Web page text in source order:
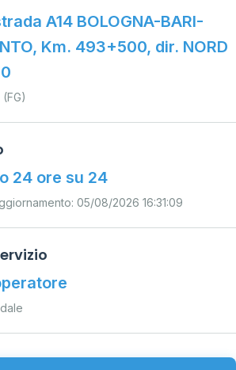
A14 BOLOGNA-BARI-
Km. 493+500, dir. NORD
(FG)
24 ore su 24
05/08/2026 16:31:09